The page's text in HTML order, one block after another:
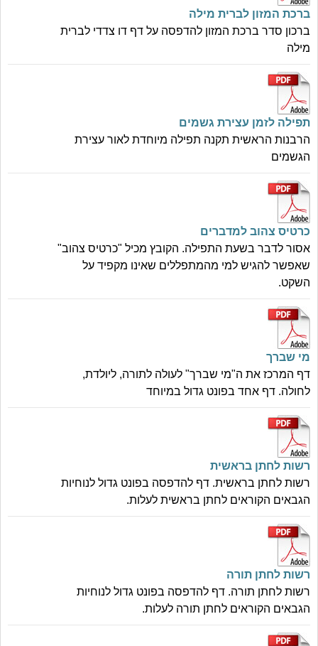
ברכת המזון לברית מילה
ברכון סדר ברכת המזון להדפסה על דף דו צדדי לברית
מילה
תפילה לזמן עצירת גשמים
הרבנות הראשית תקנה תפילה מיוחדת לאור עצירת
הגשמים
כרטיס צהוב למדברים
אסור לדבר בשעת התפילה. הקובץ מכיל "כרטיס צהוב"
שאפשר להגיש למי מהמתפללים שאינו מקפיד על
השקט.
מי שברך
דף המרכז את ה"מי שברך" לעולה לתורה, ליולדת,
לחולה. דף אחד בפונט גדול במיוחד
רשות לחתן בראשית
רשות לחתן בראשית. דף להדפסה בפונט גדול לנוחיות
הגבאים הקוראים לחתן בראשית לעלות.
רשות לחתן תורה
רשות לחתן תורה. דף להדפסה בפונט גדול לנוחיות
הגבאים הקוראים לחתן תורה לעלות.